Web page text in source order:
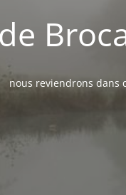
nous reviendrons dans